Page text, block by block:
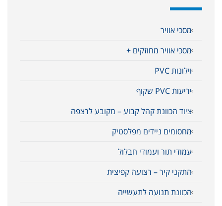
מסכי אוויר
מסכי אוויר מחוזקים +
וילונות PVC
יריעות PVC שקוף
ציוד הכוונת קהל קבוע – מקובע לרצפה
מחסומים ניידים מפלסטיק
עמודי תור ועמודי חבלול
התקני קיר – רצועה קפיצית
הכוונת תנועה לתעשייה